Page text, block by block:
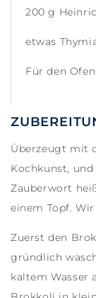
Überzeugt mit
Kochkunst,
Zauberwort
einem Topf.
Zuerst den
gründlich
kaltem Wasser
200 g
etwas
Für den